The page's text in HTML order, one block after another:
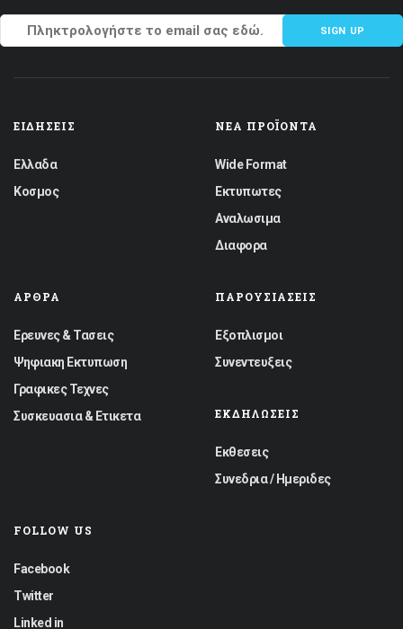
SIGN UP
ΕΙΔΉΣΕΙΣ
Ελλαδα
Κοσμος
ΝΈΑ ΠΡΟΪΌΝΤΑ
Wide Format
Εκτυπωτες
Αναλωσιμα
Διαφορα
ΆΡΘΡΑ
Ερευνες & Τασεις
Ψηφιακη Εκτυπωση
Γραφικες Τεχνες
Συσκευασια & Ετικετα
ΠΑΡΟΥΣΙΆΣΕΙΣ
Εξοπλισμοι
Συνεντευξεις
ΕΚΔΗΛΏΣΕΙΣ
Εκθεσεις
Συνεδρια / Ημεριδες
FOLLOW US
Facebook
Twitter
Linked in